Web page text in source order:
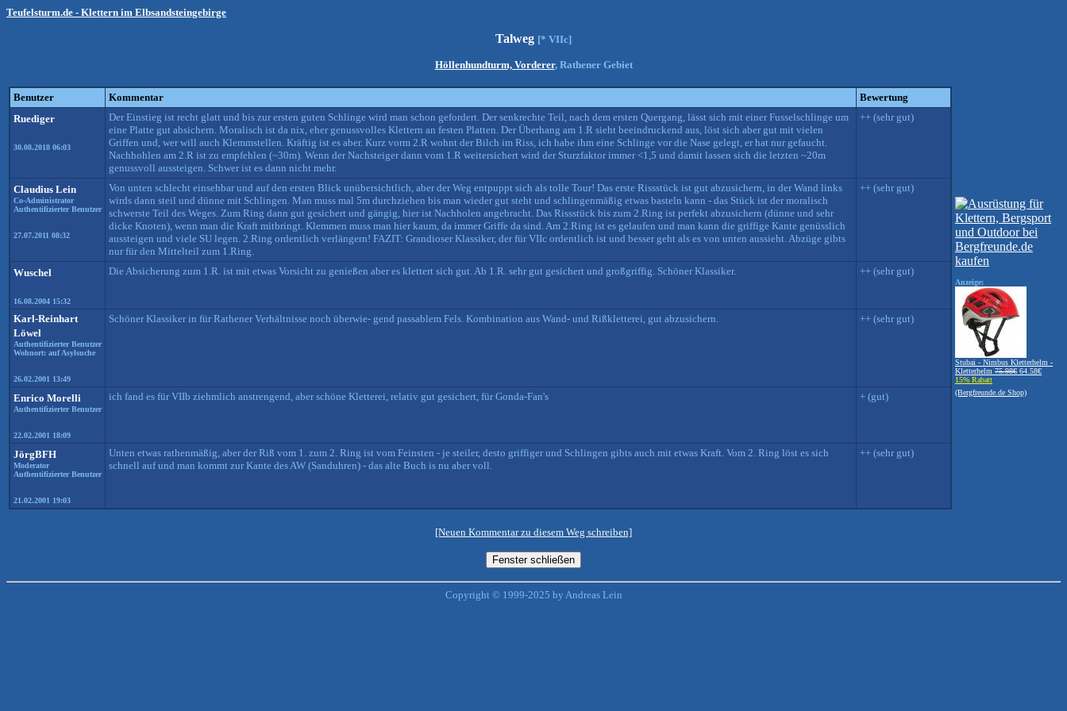
Teufelsturm.de - Klettern im Elbsandsteingebirge
Talweg [* VIIc]
Höllenhundturm, Vorderer, Rathener Gebiet
Benutzer Kommentar
Bewertung
Ruediger
30.08.2018 06:03
Der Einstieg ist recht glatt und bis zur ersten guten Schlinge wird man schon gefordert. Der senkrechte Teil, nach dem ersten Quergang, lässt sich mit einer Fusselschlinge um
eine Platte gut absichern. Moralisch ist da nix, eher genussvolles Klettern an festen Platten. Der Überhang am 1.R sieht beeindruckend aus, löst sich aber gut mit vielen
Griffen und, wer will auch Klemmstellen. Kräftig ist es aber. Kurz vorm 2.R wohnt der Bilch im Riss, ich habe ihm eine Schlinge vor die Nase gelegt, er hat nur gefaucht.
Nachhohlen am 2.R ist zu empfehlen (~30m). Wenn der Nachsteiger dann vom 1.R weitersichert wird der Sturzfaktor immer <1,5 und damit lassen sich die letzten ~20m
genussvoll aussteigen. Schwer ist es dann nicht mehr.
++ (sehr gut)
Claudius Lein
Co-Administrator
Authentifizierter Benutzer
27.07.2011 08:32
Von unten schlecht einsehbar und auf den ersten Blick unübersichtlich, aber der Weg entpuppt sich als tolle Tour! Das erste Rissstück ist gut abzusichern, in der Wand links
wirds dann steil und dünne mit Schlingen. Man muss mal 5m durchziehen bis man wieder gut steht und schlingenmäßig etwas basteln kann - das Stück ist der moralisch
schwerste Teil des Weges. Zum Ring dann gut gesichert und gängig, hier ist Nachholen angebracht. Das Rissstück bis zum 2.Ring ist perfekt abzusichern (dünne und sehr
dicke Knoten), wenn man die Kraft mitbringt. Klemmen muss man hier kaum, da immer Griffe da sind. Am 2.Ring ist es gelaufen und man kann die griffige Kante genüsslich
aussteigen und viele SU legen. 2.Ring ordentlich verlängern! FAZIT: Grandioser Klassiker, der für VIIc ordentlich ist und besser geht als es von unten aussieht. Abzüge gibts
nur für den Mittelteil zum 1.Ring.
++ (sehr gut)
Wuschel
16.08.2004 15:32
Die Absicherung zum 1.R. ist mit etwas Vorsicht zu genießen aber es klettert sich gut. Ab 1.R. sehr gut gesichert und großgriffig. Schöner Klassiker. ++ (sehr gut)
Karl-Reinhart
Löwel
Authentifizierter Benutzer
Wohnort: auf Asylsuche
26.02.2001 13:49
Schöner Klassiker in für Rathener Verhältnisse noch überwie- gend passablem Fels. Kombination aus Wand- und Rißkletterei, gut abzusichern. ++ (sehr gut)
Enrico Morelli
Authentifizierter Benutzer
22.02.2001 18:09
ich fand es für VIIb ziehmlich anstrengend, aber schöne Kletterei, relativ gut gesichert, für Gonda-Fan's + (gut)
JörgBFH
Moderator
Authentifizierter Benutzer
21.02.2001 19:03
Unten etwas rathenmäßig, aber der Riß vom 1. zum 2. Ring ist vom Feinsten - je steiler, desto griffiger und Schlingen gibts auch mit etwas Kraft. Vom 2. Ring löst es sich
schnell auf und man kommt zur Kante des AW (Sanduhren) - das alte Buch is nu aber voll.
++ (sehr gut)
Anzeige:
Stubai - Nimbus Kletterhelm -
Kletterhelm 75.98€ 64.58€
15% Rabatt
(Bergfreunde.de Shop)
[Neuen Kommentar zu diesem Weg schreiben]
Copyright © 1999-2025 by Andreas Lein